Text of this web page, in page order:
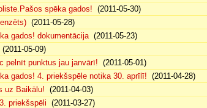
spēka gados! (2011-05-30)
(2011-05-28)
gados! dokumentācija(2011-05-23)
(2011-05-09)
pelnīt punktus jau janvārī! (2011-05-01)
gados! 4. priekšspēle notika 30. aprīlī! (2011-04-28)
uz Baikālu! (2011-04-03)
priekšspēli (2011-03-27)